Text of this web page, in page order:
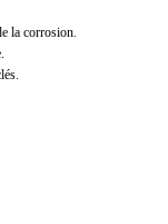
la corrosion.